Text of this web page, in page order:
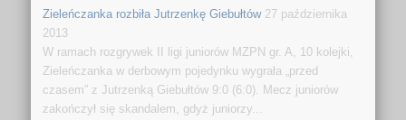
Zieleńczanka rozbiła Jutrzenkę Giebułtów 27 października
2013
W ramach rozgrywek II ligi juniorów MZPN gr. A, 10 kolejki,
Zieleńczanka w derbowym pojedynku wygrała „przed
czasem” z Jutrzenką Giebułtów 9:0 (6:0). Mecz juniorów
zakończył się skandalem, gdyż juniorzy...